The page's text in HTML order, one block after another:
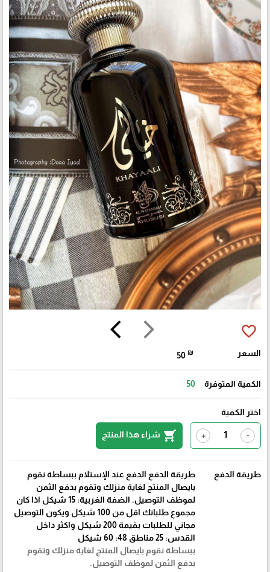
arrow_forward_ios
arrow_back_ios favorite_border
السعر 50 ₪
الكمية المتوفرة 50
اختر الكمية
-
+
shopping_cart شراء هذا المنتج
طريقة الدفع
طريقة الدفع الدفع عند الإستلام ببساطة نقوم
بايصال المنتج لغاية منزلك وتقوم بدفع الثمن
لموظف التوصيل. الضفة الغربية: 15 شيكل اذا كان
مجموع طلباتك اقل من 100 شيكل ويكون التوصيل
مجاني للطلبات بقيمة 200 شيكل واكثر داخل
القدس: 25 مناطق 48: 60 شيكل
ببساطة نقوم بايصال المنتج لغاية منزلك وتقوم
بدفع الثمن لموظف التوصيل.